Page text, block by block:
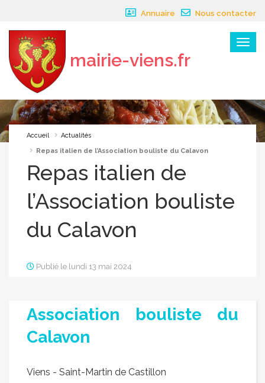
Annuaire Nous contacter
Menu
mairie-viens.fr
×
Accueil
Actualités
Repas italien de l’Association bouliste du Calavon
Repas italien de
l’Association bouliste
du Calavon
Publié le lundi 13 mai 2024
Association bouliste du
Calavon
Viens - Saint-Martin de Castillon
Panneau de gestion des cookies